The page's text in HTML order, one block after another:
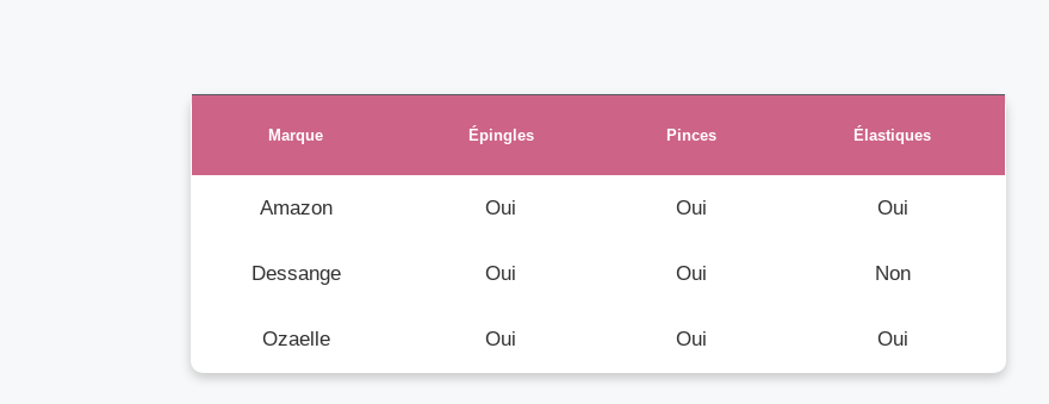
Marque Épingles Pinces Élastiques
Amazon Oui Oui Oui
Dessange Oui Oui Non
Ozaelle Oui Oui Oui